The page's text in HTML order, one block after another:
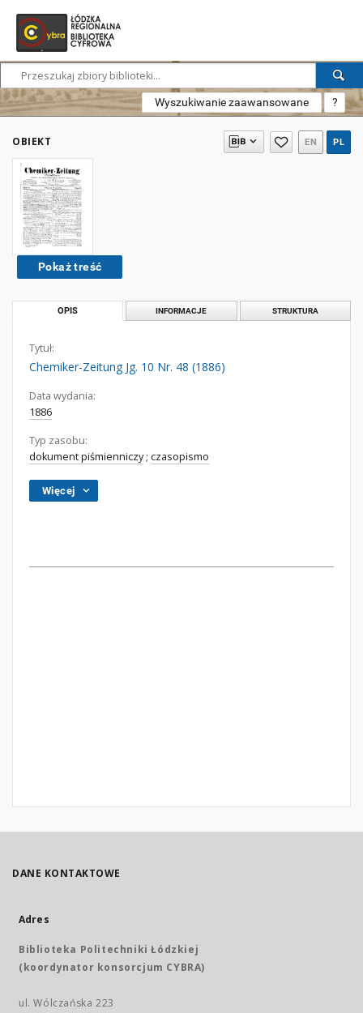
Wyszukiwanie zaawansowane ?
OBIEKT EN PL
Pokaż treść
OPIS INFORMACJE STRUKTURA
Tytuł:
Chemiker-Zeitung Jg. 10 Nr. 48 (1886)
Data wydania:
1886
Typ zasobu:
dokument piśmienniczy; czasopismo
Więcej
DANE KONTAKTOWE
Adres
Biblioteka Politechniki Łódzkiej
(koordynator konsorcjum CYBRA)
ul. Wólczańska 223